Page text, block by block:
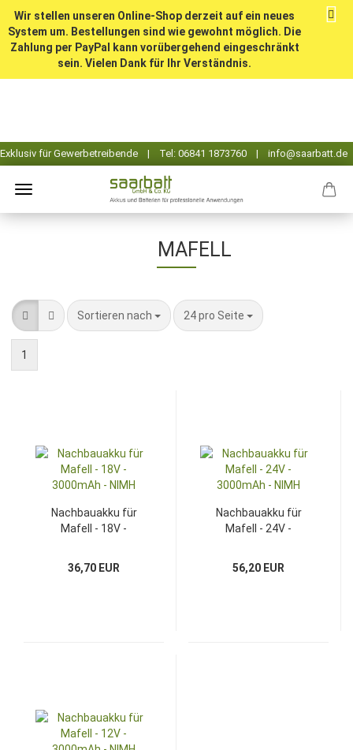
Wir stellen unseren Online-Shop derzeit auf ein neues
System um. Bestellungen sind wie gewohnt möglich. Die
Zahlung per PayPal kann vorübergehend eingeschränkt
sein. Vielen Dank für Ihr Verständnis.
MAFELL
Sortieren nach
Sortieren nach 24 pro Seite
pro Seite
1
Nachbauakku für
Mafell - 18V -
36,70 EUR
Nachbauakku für
Mafell - 24V -
56,20 EUR